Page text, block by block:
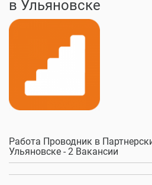
в Ульяновске
Работа Проводник в
Ульяновске - 2 Вакансии